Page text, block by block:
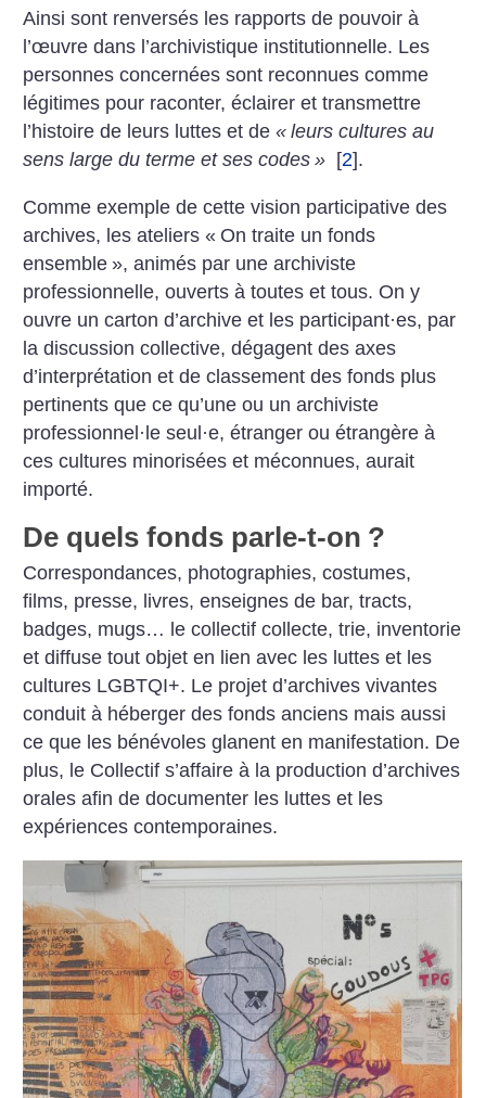
Ainsi sont renversés les rapports de pouvoir à
l’œuvre dans l’archivistique institutionnelle. Les
personnes concernées sont reconnues comme
légitimes pour raconter, éclairer et transmettre
l’histoire de leurs luttes et de« leurs cultures au
sens large du terme et ses codes » [2].
Comme exemple de cette vision participative des
archives, les ateliers « On traite un fonds
ensemble », animés par une archiviste
professionnelle, ouverts à toutes et tous. On y
ouvre un carton d’archive et les participant·es, par
la discussion collective, dégagent des axes
d’interprétation et de classement des fonds plus
pertinents que ce qu’une ou un archiviste
professionnel·le seul·e, étranger ou étrangère à
ces cultures minorisées et méconnues, aurait
importé.
De quels fonds parle-t-on ?
Correspondances, photographies, costumes,
films, presse, livres, enseignes de bar, tracts,
badges, mugs… le collectif collecte, trie, inventorie
et diffuse tout objet en lien avec les luttes et les
cultures LGBTQI+. Le projet d’archives vivantes
conduit à héberger des fonds anciens mais aussi
ce que les bénévoles glanent en manifestation. De
plus, le Collectif s’affaire à la production d’archives
orales afin de documenter les luttes et les
expériences contemporaines.